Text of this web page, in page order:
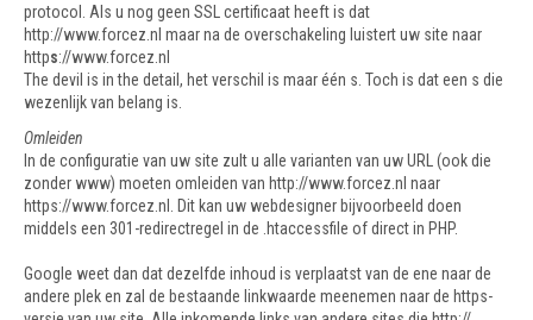
protocol. Als u nog geen SSL certificaat heeft is dat
http://www.forcez.nl maar na de overschakeling luistert uw site naar
https://www.forcez.nl
The devil is in the detail, het verschil is maar één s. Toch is dat een s die
wezenlijk van belang is.
Omleiden
In de configuratie van uw site zult u alle varianten van uw URL (ook die
zonder www) moeten omleiden van http://www.forcez.nl naar
https://www.forcez.nl. Dit kan uw webdesigner bijvoorbeeld doen
middels een 301-redirectregel in de .htaccessfile of direct in PHP.
Google weet dan dat dezelfde inhoud is verplaatst van de ene naar de
andere plek en zal de bestaande linkwaarde meenemen naar de https-